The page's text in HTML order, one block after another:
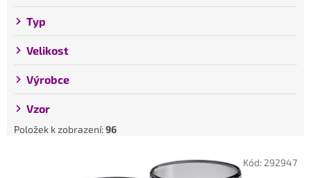
Typ
Velikost
Výrobce
Vzor
Položek k zobrazení:96
Kód: 292947